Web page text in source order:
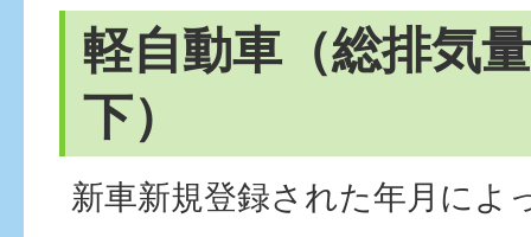
軽自動車（総排気
下）
新車新規登録された年月によ